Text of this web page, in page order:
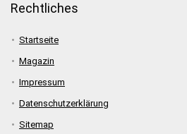
Rechtliches
Startseite
Magazin
Impressum
Datenschutzerklärung
Sitemap